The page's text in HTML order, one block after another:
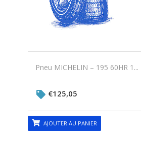
Pneu MICHELIN – 195 60HR 1...
€125,05
AJOUTER AU PANIER